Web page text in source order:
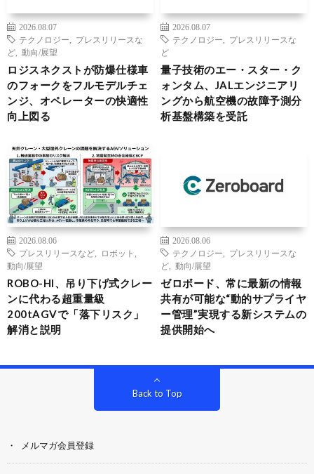
2026.08.07
テクノロジー
プレスリリースな
ど
動向/展望
ロジスネクストが防爆仕様車
のフォークをフルモデルチェ
ンジ、オペレーターの快適性
向上図る
2026.08.07
テクノロジー
プレスリリースな
ど
量子技術のエー・スター・ク
ォンタム、JALエンジニアリ
ングから航空機の故障予測分
析基盤構築を受託
2026.08.06
プレスリリースなど
ロボット
動向/展望
ROBO-HI、吊り下げ式クレー
ンに代わる超重量級
200tAGVで「落下リスク」
解消と説明
2026.08.06
テクノロジー
プレスリリースな
ど
動向/展望
ゼロボード、常に最新の情報
共有が可能な“動的サプライヤ
ー管理”実現する新システムの
提供開始へ
Back to Top
メルマガ会員登録